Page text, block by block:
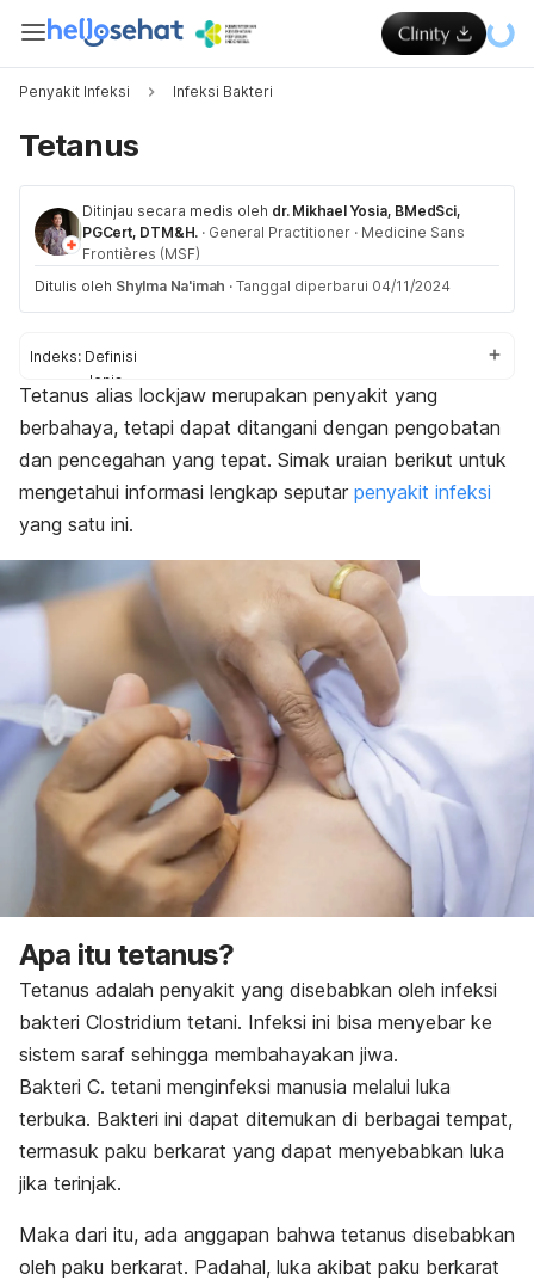
Penyakit Infeksi Infeksi Bakteri
Tetanus
Ditinjau secara medis oleh dr. Mikhael Yosia, BMedSci,
PGCert, DTM&H. · General Practitioner · Medicine Sans
Frontières (MSF)
Ditulis oleh Shylma Na'imah · Tanggal diperbarui 04/11/2024
Indeks: Definisi
Jenis
Gejala
Penyebab
Faktor risiko
Komplikasi
Diagnosis
Pengobatan
Tetanus alias lockjaw merupakan penyakit yang
berbahaya, tetapi dapat ditangani dengan pengobatan
dan pencegahan yang tepat. Simak uraian berikut untuk
mengetahui informasi lengkap seputar penyakit infeksi
yang satu ini.
Apa itu tetanus?
Tetanus adalah penyakit yang disebabkan oleh infeksi
bakteri Clostridium tetani. Infeksi ini bisa menyebar ke
sistem saraf sehingga membahayakan jiwa.
Bakteri C. tetani menginfeksi manusia melalui luka
terbuka. Bakteri ini dapat ditemukan di berbagai tempat,
termasuk paku berkarat yang dapat menyebabkan luka
jika terinjak.
Maka dari itu, ada anggapan bahwa tetanus disebabkan
oleh paku berkarat. Padahal, luka akibat paku berkarat